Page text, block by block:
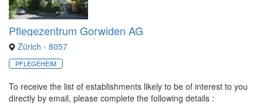
Pflegezentrum Gorwiden AG
Zürich - 8057
PFLEGEHEIM
To receive the list of establishments likely to be of interest to you
directly by email, please complete the following details :